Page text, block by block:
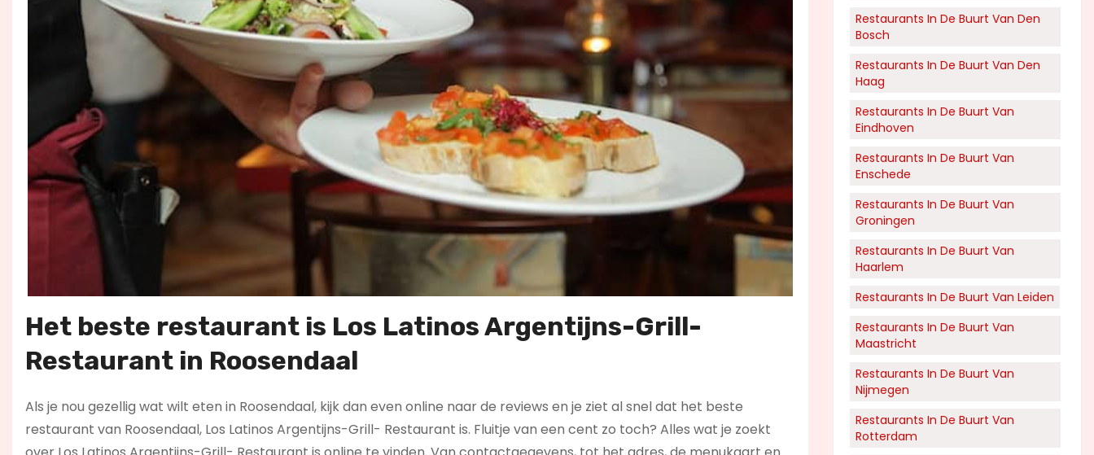
Het beste restaurant is Los Latinos Argentijns-Grill-
Restaurant in Roosendaal
Als je nou gezellig wat wilt eten in Roosendaal, kijk dan even online naar de reviews en je ziet al snel dat het beste
restaurant van Roosendaal, Los Latinos Argentijns-Grill- Restaurant is. Fluitje van een cent zo toch? Alles wat je zoekt
Restaurants In De Buurt Van Den
Bosch
Restaurants In De Buurt Van Den
Haag
Restaurants In De Buurt Van
Eindhoven
Restaurants In De Buurt Van
Enschede
Restaurants In De Buurt Van
Groningen
Restaurants In De Buurt Van
Haarlem
Restaurants In De Buurt Van Leiden
Restaurants In De Buurt Van
Maastricht
Restaurants In De Buurt Van
Nijmegen
Restaurants In De Buurt Van
Rotterdam